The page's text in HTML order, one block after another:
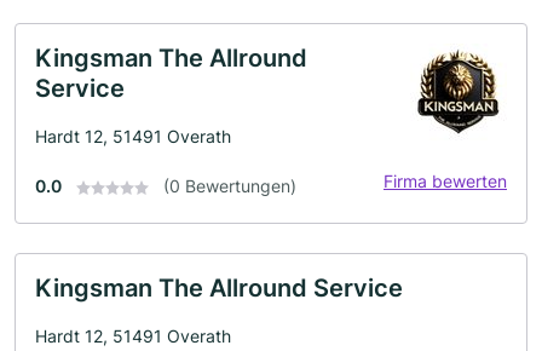
Kingsman The Allround
Service
Hardt 12, 51491 Overath
0.0 (0 Bewertungen) Firma bewerten
Kingsman The Allround Service
Hardt 12, 51491 Overath